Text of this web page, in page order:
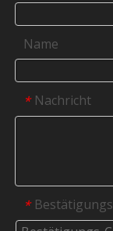
Name
* Nachricht
*